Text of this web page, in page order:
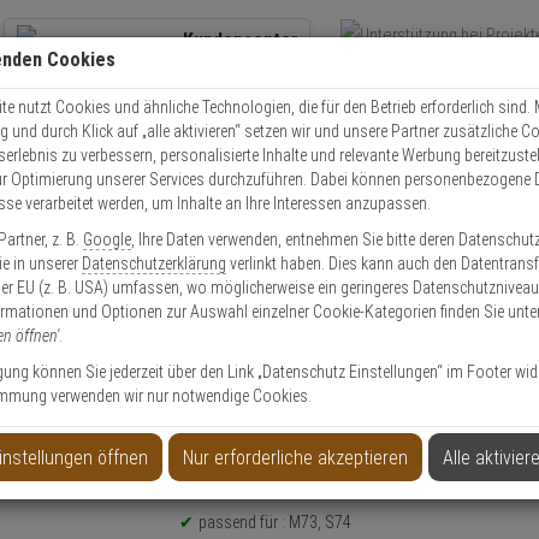
Kundencenter
Kontaktservice nutzen
Mo. - Do.: 8:00 - 16:30 Fr. 8:00 - 14:00 Uhr
Kameras Mobotix Mx-O-M7SA-8N100 45° 4K Nacht-Sensormodul
Nacht-Sensormodul
Produktinformationen
passend für : M73, S74
Cookies
nutzt Cookies und ähnliche Technologien, die für den Betrieb erforderlich sind.
und durch Klick auf „alle aktivieren“ setzen wir und unsere Partner zusätzliche
zu verbessern, personalisierte Inhalte und relevante Werbung
Optimierung unserer Services durchzuführen. Dabei können personenbezogene
verarbeitet werden, um Inhalte an Ihre Interessen anzupassen.
z. B. Google , Ihre Daten verwenden, entnehmen Sie bitte deren
in unserer Datenschutzerklärung verlinkt haben. Dies kann auch den
EU (z. B. USA) umfassen, wo möglicherweise ein geringeres Datenschutzniveau
und Optionen zur Auswahl einzelner Cookie-Kategorien finden Sie
öffnen'.
können Sie jederzeit über den Link „Datenschutz Einstellungen“ im Footer
verwenden wir nur notwendige Cookies.
öffnen Nur erforderliche akzeptieren Alle